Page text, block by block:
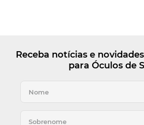
Receba notícias e
para Óculos de